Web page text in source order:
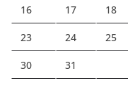
16 17 18
23 24 25
30 31